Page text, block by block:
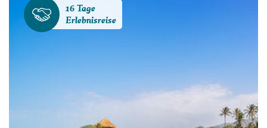
16 Tage
Erlebnisreise